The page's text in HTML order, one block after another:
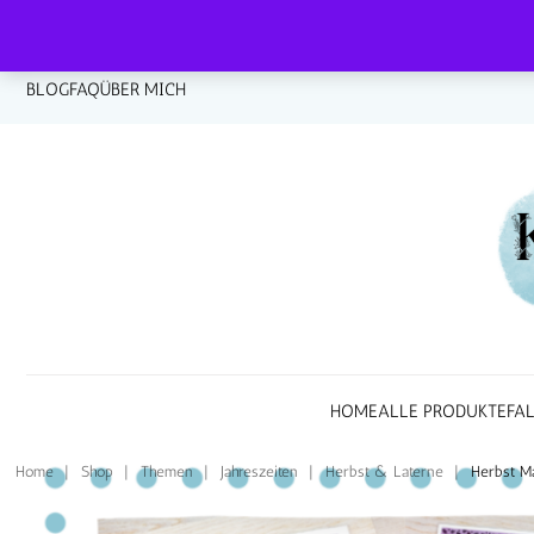
BLOGFAQÜBER MICH
HOMEALLE PRODUKTE
Home | Shop Themen Jahreszeiten Herbst & Laterne | Herbst